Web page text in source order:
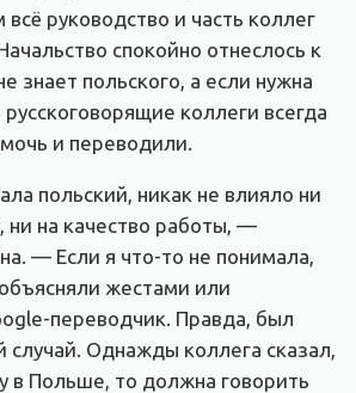
руководство и часть коллег
спокойно отнеслось к
знает польского, а если нужна
коллеги всегда
и переводили.
польский, никак не влияло ни
ни на качество работы, —
— Если я что-то не понимала,
жестами или
переводчик. Правда, был
случай. Однажды коллега сказал,
в Польше, то должна говорить